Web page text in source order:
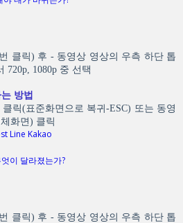
클릭) 후 - 동영상 영상의 우측 하단 톱
720p, 1080p 중 선택
방법
릭(표준화면으로 복귀-ESC) 또는 동영
화면) 클릭
Line Kakao
이 달라졌는가?
클릭) 후 - 동영상 영상의 우측 하단 톱